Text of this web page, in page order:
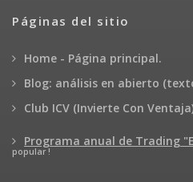
Páginas del sitio
Home - Página principal.
Blog: análisis en abierto
Club ICV (Invierte Con
Programa anual de Trading
popular !